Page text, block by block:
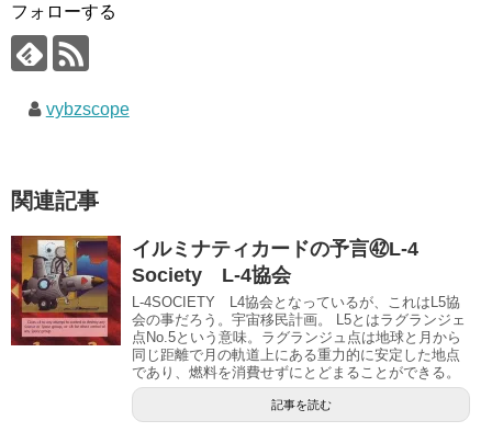
フォローする
vybzscope
関連記事
イルミナティカードの予言㊷L-4
Society L-4協会
L-4SOCIETY L4協会となっているが、これはL5協
会の事だろう。宇宙移民計画。 L5とはラグランジェ
点No.5という意味。ラグランジュ点は地球と月から
同じ距離で月の軌道上にある重力的に安定した地点
であり、燃料を消費せずにとどまることができる。
記事を読む